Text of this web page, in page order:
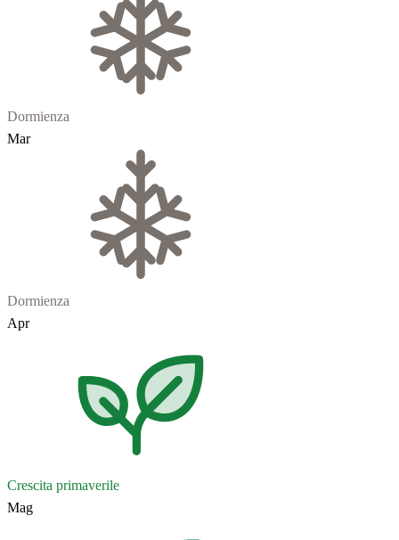
Dormienza
Mar
Dormienza
Apr
Crescita primaverile
Mag